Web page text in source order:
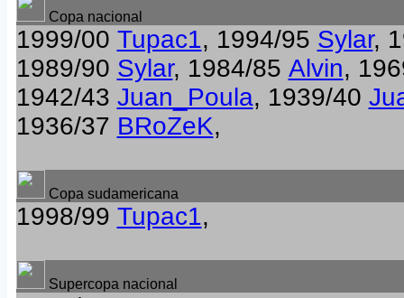
Copa nacional
1999/00 Tupac1, 1994/95 Sylar,
1989/90 Sylar, 1984/85 Alvin,
1942/43 Juan_Poula, 1939/40
1936/37 BRoZeK,
Copa sudamericana
1998/99 Tupac1,
Supercopa nacional